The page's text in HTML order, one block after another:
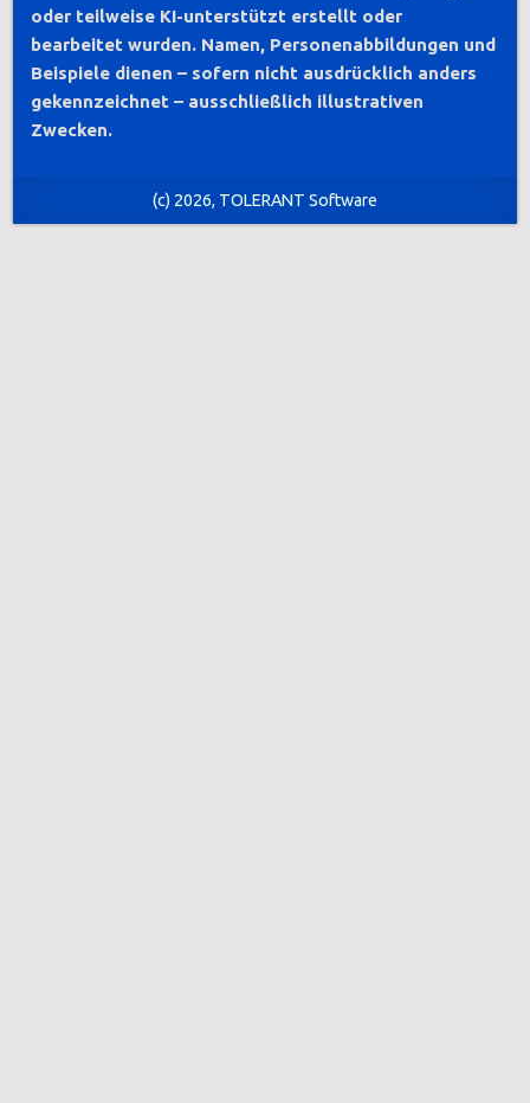
oder teilweise KI-unterstützt erstellt oder
bearbeitet wurden. Namen, Personenabbildungen und
Beispiele dienen – sofern nicht ausdrücklich anders
gekennzeichnet – ausschließlich illustrativen
Zwecken.
(c) 2026, TOLERANT Software